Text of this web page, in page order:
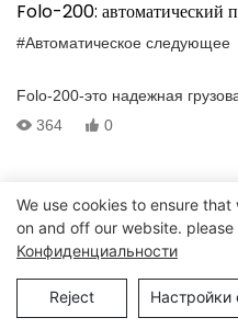
Folo-200: автоматический
предотвращением
#Автоматическое следующее
Folo-200-это надежная
предназначенную для
или личного использования.
технологии,
позиционирования в
управления движением и
других технологий
364 0
We use cookies to ensure
on and off our website. please
Конфиденциальности
Reject Настройки